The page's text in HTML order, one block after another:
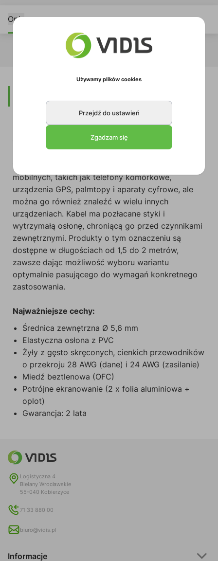
Opis
to kabel USB 2.0 wyposażony w złącze
wykorzystywany do podłączania urządzeń
mobilnych, takich jak telefony komórkowe,
urządzenia GPS, palmtopy i aparaty cyfrowe, ale
można go również znaleźć w wielu innych
urządzeniach. Kabel ma pozłacane styki i
wytrzymałą osłonę, chroniącą go przed czynnikami
zewnętrznymi. Produkty o tym oznaczeniu są
dostępne w długościach od 1,5 do 2 metrów,
zawsze dając możliwość wyboru wariantu
optymalnie pasującego do wymagań konkretnego
zastosowania.
Najważniejsze cechy:
Średnica zewnętrzna Ø 5,6 mm
Elastyczna osłona z PVC
Żyły z gęsto skręconych, cienkich przewodników
o przekroju 28 AWG (dane) i 24 AWG (zasilanie)
Miedź beztlenowa (OFC)
Potrójne ekranowanie (2 x folia aluminiowa +
oplot)
Gwarancja: 2 lata
Logistyczna 4
Bielany Wrocławskie
55-040 Kobierzyce
71 33 880 00
biuro@vidis.pl
Informacje
Używamy plików cookies
Przejdź do ustawień
Zgadzam się